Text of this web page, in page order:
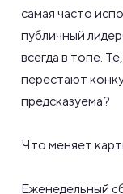
самая часто
публичный
всегда в топе.
перестают
предсказуема?
Что меняет
Еженедельный